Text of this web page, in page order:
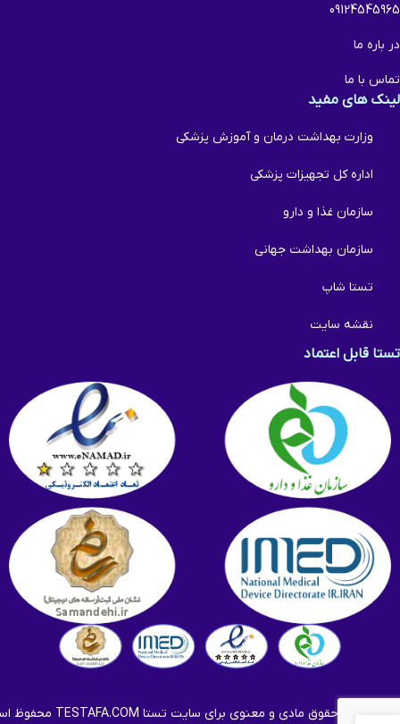
09124545965
در باره ما
تماس با ما
لینک های مفید
وزارت بهداشت درمان و آموزش پزشکی
اداره کل تجهیزات پزشکی
سازمان غذا و دارو
سازمان بهداشت جهانی
تستا شاپ
نقشه سایت
تستا قابل اعتماد
تمامی حقوق مادی و معنوی برای سایت تستا TESTAFA.COM محفوظ